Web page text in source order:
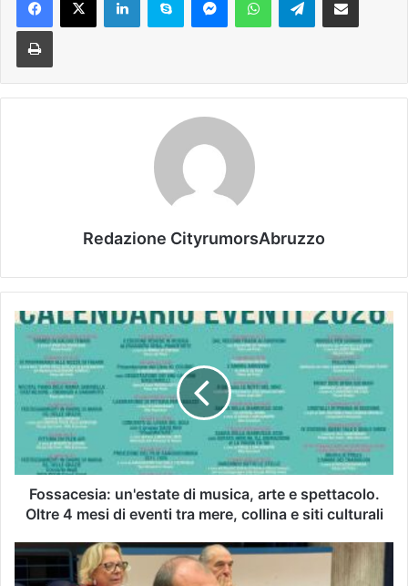
Redazione CityrumorsAbruzzo
Fossacesia: un'estate di musica, arte e spettacolo.
Oltre 4 mesi di eventi tra mere, collina e siti culturali